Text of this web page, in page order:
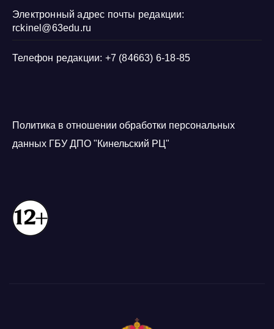
Электронный адрес почты редакции:
rckinel@63edu.ru
Телефон редакции: +7 (84663) 6-18-85
Политика в отношении обработки персональных
данных ГБУ ДПО "Кинельский РЦ"